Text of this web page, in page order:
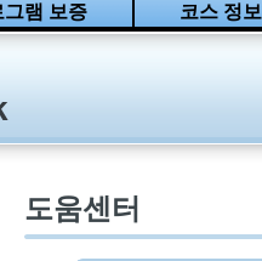
그램 보증 코스 정보
도움센터